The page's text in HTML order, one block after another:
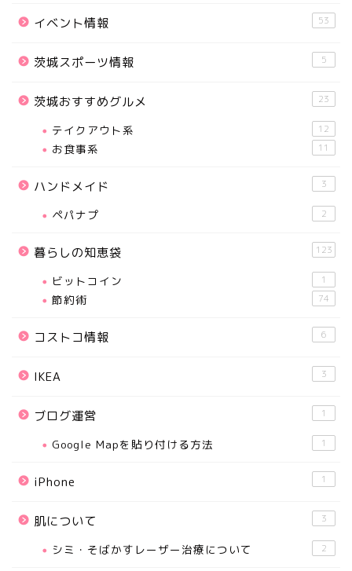
イベント情報 53
茨城スポーツ情報 5
茨城おすすめグルメ 23
テイクアウト系 12
お食事系 11
ハンドメイド 3
ペパナプ 2
暮らしの知恵袋 123
ビットコイン 1
節約術 74
コストコ情報 6
IKEA 3
ブログ運営 1
Google Mapを貼り付ける方法 1
iPhone 1
肌について 3
シミ・そばかすレーザー治療について 2